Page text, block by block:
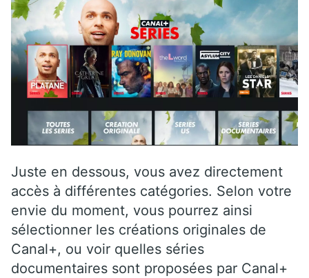
Juste en dessous, vous avez directement
accès à différentes catégories. Selon votre
envie du moment, vous pourrez ainsi
sélectionner les créations originales de
Canal+, ou voir quelles séries
documentaires sont proposées par Canal+